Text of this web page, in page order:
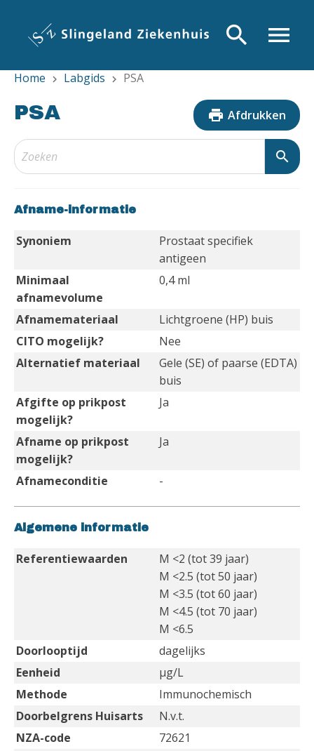
inhoud
menu
search
Home chevron_right Labgids chevron_right PSA
PSA print Afdrukken
search
Afname-informatie
Synoniem
Prostaat specifiek
antigeen
Minimaal
afnamevolume
0,4 ml
Afnamemateriaal
Lichtgroene (HP) buis
CITO mogelijk?
Nee
Alternatief materiaal
Gele (SE) of paarse (EDTA)
buis
Afgifte op prikpost
mogelijk?
Ja
Afname op prikpost
mogelijk?
Ja
Afnameconditie -
Algemene informatie
Referentiewaarden
M <2 (tot 39 jaar)
M <2.5 (tot 50 jaar)
M <3.5 (tot 60 jaar)
M <4.5 (tot 70 jaar)
M <6.5
Doorlooptijd
dagelijks
Eenheid
µg/L
Methode
Immunochemisch
Doorbelgrens Huisarts
N.v.t.
NZA-code
72621